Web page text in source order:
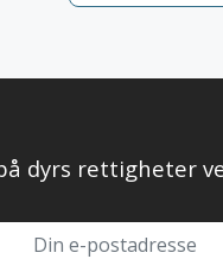
dyrs rettigheter